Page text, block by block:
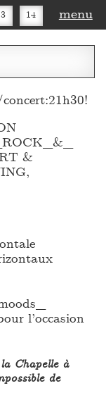
14 menu
ROCK_&_
&
l’occasion
Chapelle à
de